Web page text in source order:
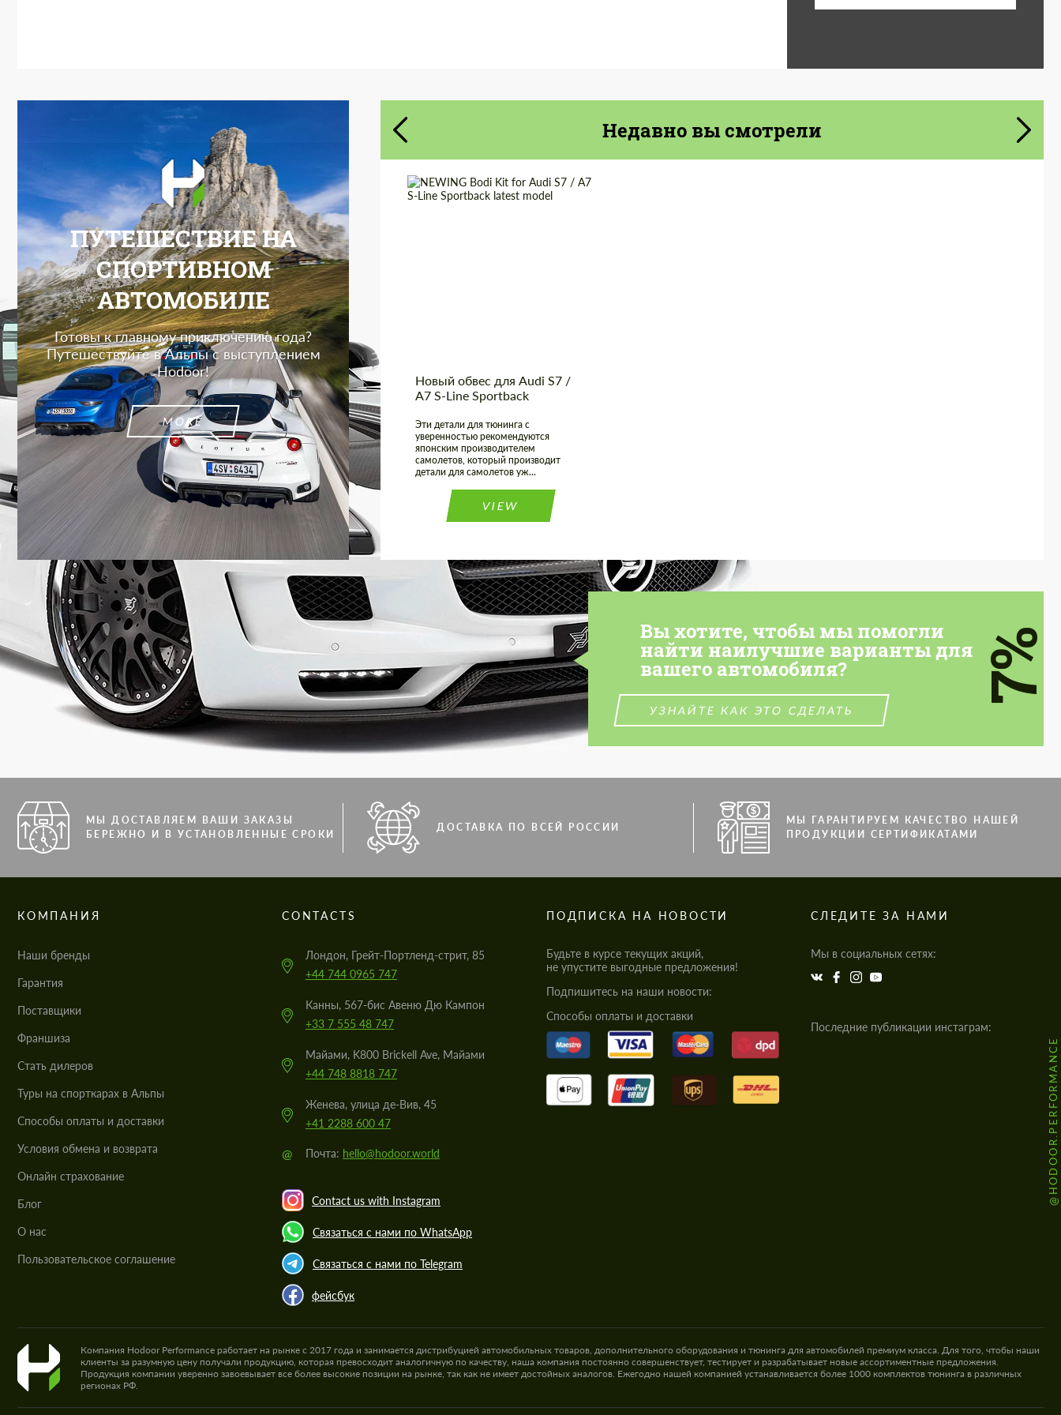
ПУТЕШЕСТВИЕ НА
СПОРТИВНОМ
АВТОМОБИЛЕ
Готовы к главному приключению года?
Путешествуйте в Альпы с выступлением
Hodoor!
MORE
Недавно вы смотрели
Новый обвес для Audi S7 /
A7 S-Line Sportback
Эти детали для тюнинга с
уверенностью рекомендуются
японским производителем
самолетов, который производит
детали для самолетов уж...
VIEW
Вы хотите, чтобы мы помогли
найти наилучшие варианты для
вашего автомобиля?
УЗНАЙТЕ КАК ЭТО СДЕЛАТЬ
7%
МЫ ДОСТАВЛЯЕМ ВАШИ ЗАКАЗЫ
БЕРЕЖНО И В УСТАНОВЛЕННЫЕ СРОКИ
ДОСТАВКА ПО ВСЕЙ РОССИИ
МЫ ГАРАНТИРУЕМ КАЧЕСТВО НАШЕЙ
ПРОДУКЦИИ СЕРТИФИКАТАМИ
КОМПАНИЯ
Наши бренды
Гарантия
Поставщики
Франшиза
Стать дилеров
Туры на спорткарах в Альпы
Cпособы оплаты и доставки
Условия обмена и возврата
Онлайн страхование
Блог
О нас
Пользовательское соглашение
CONTACTS
Лондон, Грейт-Портленд-стрит, 85
+44 744 0965 747
Канны, 567-бис Авеню Дю Кампон
+33 7 555 48 747
Майами, K800 Brickell Ave, Майами
+44 748 8818 747
Женева, улица де-Вив, 45
+41 2288 600 47
@ Почта: hello@hodoor.world
Contact us with Instagram
Связаться с нами по WhatsApp
Связаться с нами по Telegram
фейсбук
ПОДПИСКА НА НОВОСТИ
Будьте в курсе текущих акций,
не упустите выгодные предложения!
Подпишитесь на наши новости:
Cпособы оплаты и доставки
СЛЕДИТЕ ЗА НАМИ
Мы в социальных сетях:
Последние публикации инстаграм:
@HODOOR.PERFORMANCE
Компания Hodoor Performance работает на рынке с 2017 года и занимается дистрибуцией автомобильных товаров, дополнительного оборудования и тюнинга для автомобилей премиум класса. Для того, чтобы наши
клиенты за разумную цену получали продукцию, которая превосходит аналогичную по качеству, наша компания постоянно совершенствует, тестирует и разрабатывает новые ассортиментные предложения.
Продукция компании уверенно завоевывает все более высокие позиции на рынке, так как не имеет достойных аналогов. Ежегодно нашей компанией устанавливается более 1000 комплектов тюнинга в различных
регионах РФ.
СВЯЖИТЕСЬ СО МНОЙ